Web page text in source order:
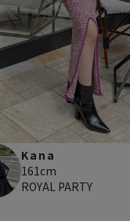
Kana
161cm
ROYAL PARTY